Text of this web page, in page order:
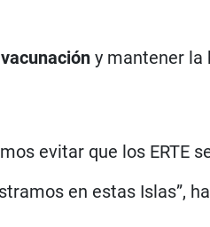
vacunación y mantener la
evitar que los ERTE
en estas Islas”,